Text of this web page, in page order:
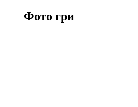
Фото гри